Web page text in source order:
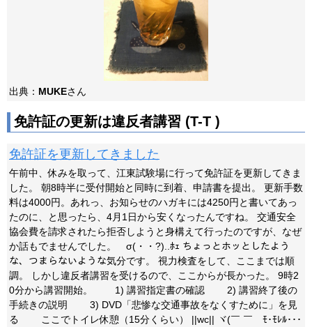
出典： MUKEさん
免許証の更新は違反者講習 (T-T )
免許証を更新してきました
午前中、休みを取って、江東試験場に行って免許証を更新してきま
した。 朝8時半に受付開始と同時に到着、申請書を提出。 更新手数
料は4000円。あれっ、お知らせのハガキには4250円と書いてあっ
たのに、と思ったら、4月1日から安くなったんですね。 交通安全
協会費を請求されたら拒否しようと身構えて行ったのですが、なぜ
か話もでませんでした。 σ(・・?)..ﾎｪ ちょっとホッとしたよう
な、つまらないような気分です。 視力検査をして、ここまでは順
調。 しかし違反者講習を受けるので、ここからが長かった。 9時2
0分から講習開始。 1) 講習指定書の確認 2) 講習終了後の
手続きの説明 3) DVD「悲惨な交通事故をなくすために」を見
る ここでトイレ休憩（15分くらい） ||wc|| ヾ(￣ ￣ゞﾓ･ﾓﾚﾙ･･･